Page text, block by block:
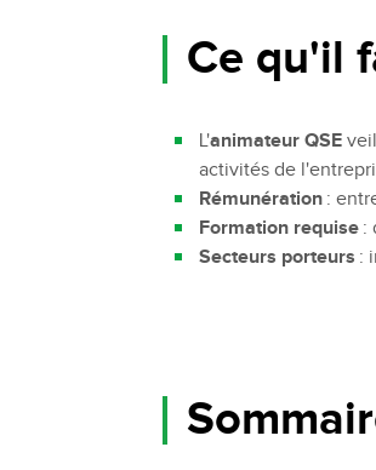
Ce qu'il
L'animateur QSE
activités de
Rémunération :
Formation requise :
Secteurs porteurs :
Le
Étudier
Projets